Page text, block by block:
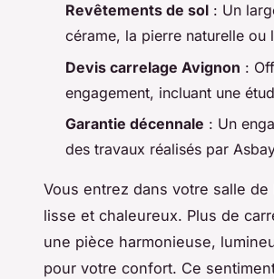
Revêtements de sol : Un
cérame, la pierre naturelle ou
Devis carrelage Avignon :
engagement, incluant une
Garantie décennale : Un
des travaux réalisés par
Vous entrez dans votre salle
lisse et chaleureux. Plus de
une pièce harmonieuse,
pour votre confort. Ce